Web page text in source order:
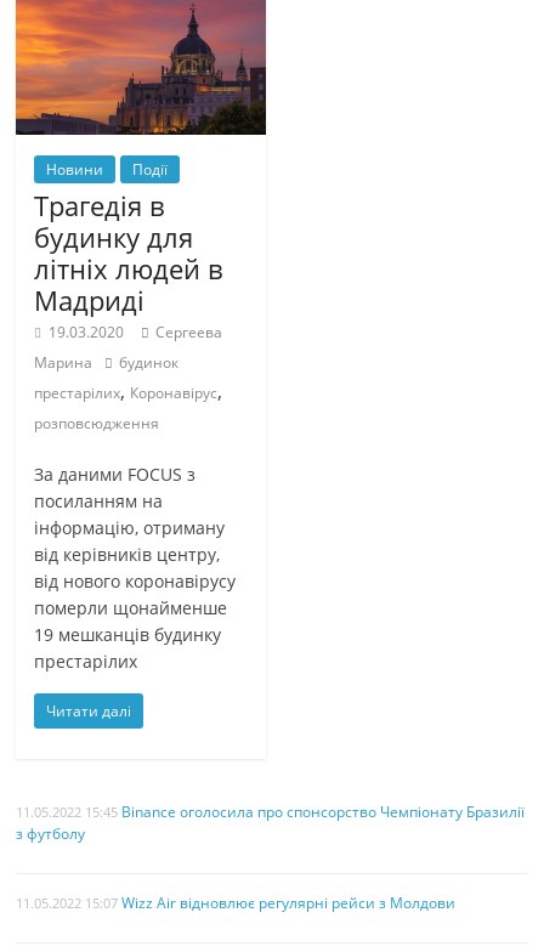
Новини Події
Трагедія в
будинку для
літніх людей в
Мадриді
19.03.2020
Сергеева
Марина
будинок
престарілих, Коронавірус,
розповсюдження
За даними FOCUS з
посиланням на
інформацію, отриману
від керівників центру,
від нового коронавірусу
померли щонайменше
19 мешканців будинку
престарілих
Читати далі
11.05.2022 15:45 Binance оголосила про спонсорство Чемпіонату Бразилії
з футболу
11.05.2022 15:07 Wizz Air відновлює регулярні рейси з Молдови